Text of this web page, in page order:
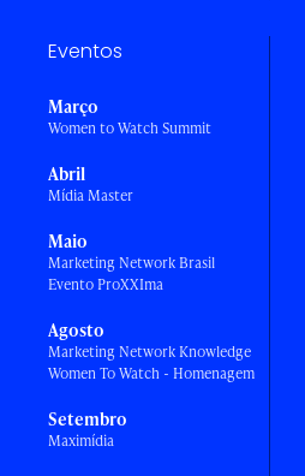
Eventos
Março
Women to Watch Summit
Abril
Mídia Master
Maio
Marketing Network Brasil
Evento ProXXIma
Agosto
Marketing Network Knowledge
Women To Watch - Homenagem
Setembro
Maximídia